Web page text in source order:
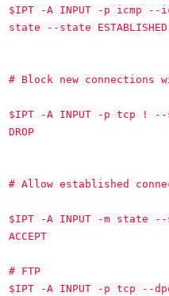
$IPT -A INPUT -p icmp --
state --state
# Block new connections
$IPT -A INPUT -p tcp !
DROP
# Allow established
$IPT -A INPUT -m state --
ACCEPT
# FTP
$IPT -A INPUT -p tcp --